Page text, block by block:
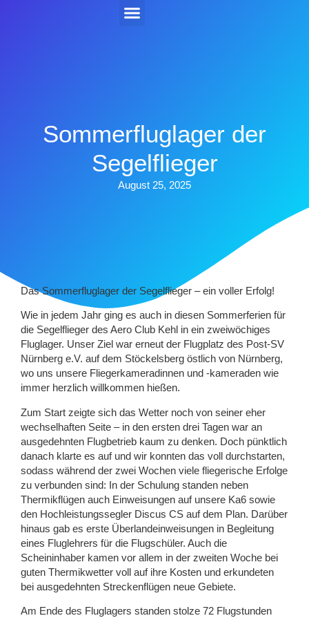
Sommerfluglager der
Segelflieger
August 25, 2025
Das Sommerfluglager der Segelflieger – ein voller Erfolg!
Wie in jedem Jahr ging es auch in diesen Sommerferien für
die Segelflieger des Aero Club Kehl in ein zweiwöchiges
Fluglager. Unser Ziel war erneut der Flugplatz des Post-SV
Nürnberg e.V. auf dem Stöckelsberg östlich von Nürnberg,
wo uns unsere Fliegerkameradinnen und -kameraden wie
immer herzlich willkommen hießen.
Zum Start zeigte sich das Wetter noch von seiner eher
wechselhaften Seite – in den ersten drei Tagen war an
ausgedehnten Flugbetrieb kaum zu denken. Doch pünktlich
danach klarte es auf und wir konnten das voll durchstarten,
sodass während der zwei Wochen viele fliegerische Erfolge
zu verbunden sind: In der Schulung standen neben
Thermikflügen auch Einweisungen auf unsere Ka6 sowie
den Hochleistungssegler Discus CS auf dem Plan. Darüber
hinaus gab es erste Überlandeinweisungen in Begleitung
eines Fluglehrers für die Flugschüler. Auch die
Scheininhaber kamen vor allem in der zweiten Woche bei
guten Thermikwetter voll auf ihre Kosten und erkundeten
bei ausgedehnten Streckenflügen neue Gebiete.
Am Ende des Fluglagers standen stolze 72 Flugstunden